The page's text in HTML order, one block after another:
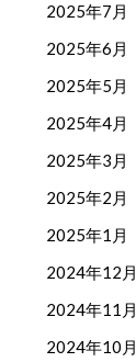
2025年7月
2025年6月
2025年5月
2025年4月
2025年3月
2025年2月
2025年1月
2024年12月
2024年11月
2024年10月